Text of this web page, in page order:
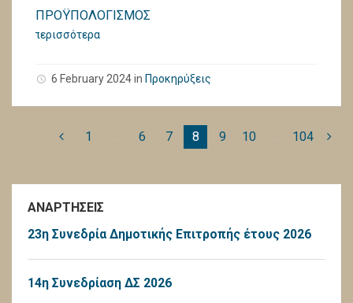
ΠΡΟΫΠΟΛΟΓΙΣΜΟΣ
περισσότερα
6 February 2024in Προκηρύξεις
1 … 6 7 8 9 10 … 104
ΑΝΑΡΤΗΣΕΙΣ
23η Συνεδρία Δημοτικής Επιτροπής έτους 2026
14η Συνεδρίαση ΔΣ 2026